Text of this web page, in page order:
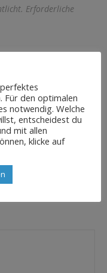
Erforderliche
Für den optimalen
notwendig. Welche
entscheidest du
mit allen
klicke auf